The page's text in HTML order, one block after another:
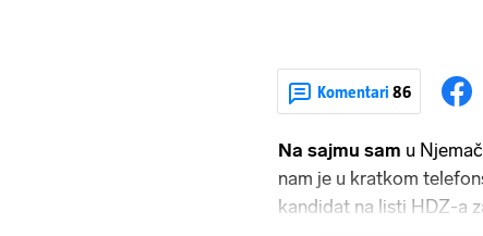
Komentari 86
Na sajmu sam u
nam je u kratkom
kandidat na listi HDZ-a